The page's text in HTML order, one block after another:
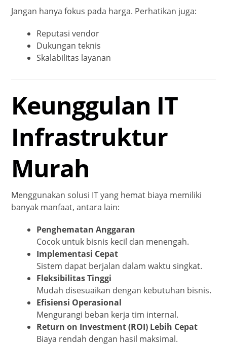
Jangan hanya fokus pada harga. Perhatikan juga:
Reputasi vendor
Dukungan teknis
Skalabilitas layanan
Keunggulan IT
Infrastruktur
Murah
Menggunakan solusi IT yang hemat biaya memiliki
banyak manfaat, antara lain:
Penghematan Anggaran
Cocok untuk bisnis kecil dan menengah.
Implementasi Cepat
Sistem dapat berjalan dalam waktu singkat.
Fleksibilitas Tinggi
Mudah disesuaikan dengan kebutuhan bisnis.
Efisiensi Operasional
Mengurangi beban kerja tim internal.
Return on Investment (ROI) Lebih Cepat
Biaya rendah dengan hasil maksimal.